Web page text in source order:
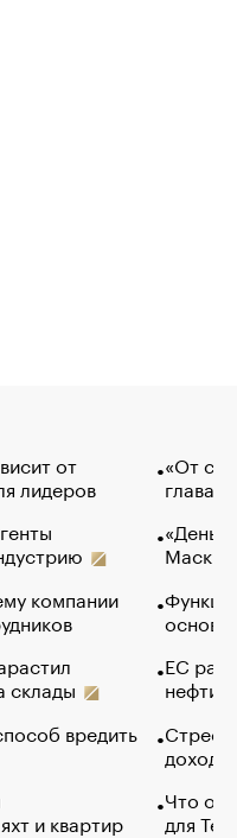
от
лидеров
компании
склады
вредить
и квартир
«От
глава
Маск в
основ
ЕС
нефти
Что
для